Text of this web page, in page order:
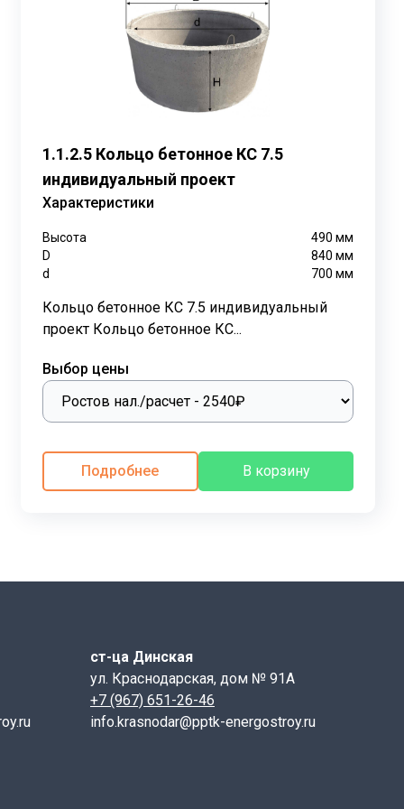
дренажные и кабельные. Они служат
и водонепроницаемостью, что делает его
используются специальные растворы или
для люка.
люки и лестницы.
В данном случае КС 7.5 означает кольцо с
поверхность и равномерное распределение
1.1.2.5 Кольцо бетонное КС 7.5
индивидуальный проект
Характеристики
Высота 490 мм
D
840 мм
d
700 мм
Кольцо бетонное КС 7.5 индивидуальный
проект Кольцо бетонное КС...
Выбор цены
Подробнее В корзину
ст-ца Динская
ул. Краснодарская, дом № 91А
+7 (967) 651-26-46
info.krasnodar@pptk-energostroy.ru